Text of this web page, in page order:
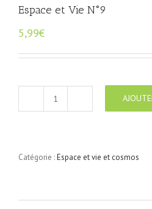
Espace et Vie N°9
5,99€
quantité
N°9
Catégorie :Espace et vie et cosmos